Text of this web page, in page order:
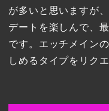
が多いと思いますが
デートを楽しんで、
です。エッチメイン
しめるタイプをリク